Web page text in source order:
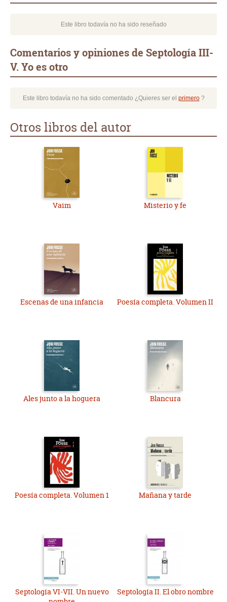
Este libro todavía no ha sido reseñado
Comentarios y opiniones de Septología III-
V. Yo es otro
Este libro todavía no ha sido comentado ¿Quieres ser el primero?
Otros libros del autor
Vaim Misterio y fe
Escenas de una infancia Poesía completa. Volumen II
Ales junto a la hoguera Blancura
Poesía completa. Volumen 1 Mañana y tarde
Septología VI-VII. Un nuevo
Septología II. El obro nombre